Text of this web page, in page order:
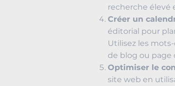
recherche élevé
Créer un
éditorial pour
Utilisez les
de blog ou page
Optimiser le
site web en